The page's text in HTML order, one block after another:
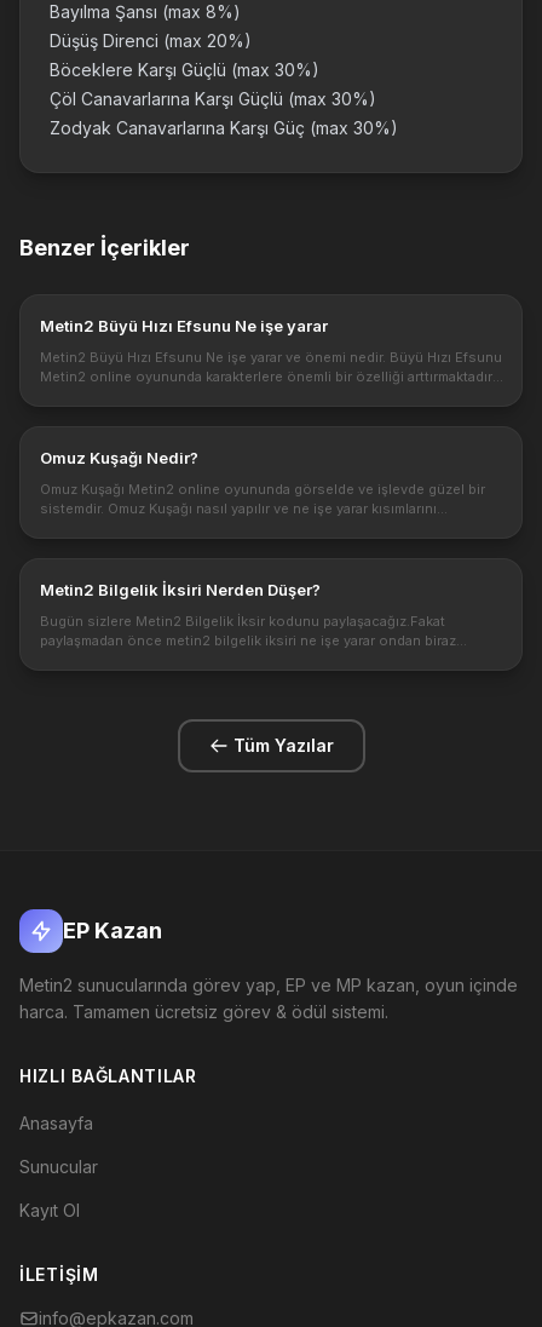
Bayılma Şansı (max 8%)
Düşüş Direnci (max 20%)
Böceklere Karşı Güçlü (max 30%)
Çöl Canavarlarına Karşı Güçlü (max 30%)
Zodyak Canavarlarına Karşı Güç (max 30%)
Benzer İçerikler
Metin2 Büyü Hızı Efsunu Ne işe yarar
Metin2 Büyü Hızı Efsunu Ne işe yarar ve önemi nedir. Büyü Hızı Efsunu
Metin2 online oyununda karakterlere önemli bir özelliği arttırmaktadır.
Omuz Kuşağı Nedir?
Omuz Kuşağı Metin2 online oyununda görselde ve işlevde güzel bir
sistemdir. Omuz Kuşağı nasıl yapılır ve ne işe yarar kısımlarını
Metin2 Bilgelik İksiri Nerden Düşer?
Bugün sizlere Metin2 Bilgelik İksir kodunu paylaşacağız.Fakat
paylaşmadan önce metin2 bilgelik iksiri ne işe yarar ondan biraz
Tüm Yazılar
EP Kazan
Metin2 sunucularında görev yap, EP ve MP kazan, oyun içinde
harca. Tamamen ücretsiz görev & ödül sistemi.
HIZLI BAĞLANTILAR
Anasayfa
Sunucular
Kayıt Ol
İLETIŞIM
info@epkazan.com